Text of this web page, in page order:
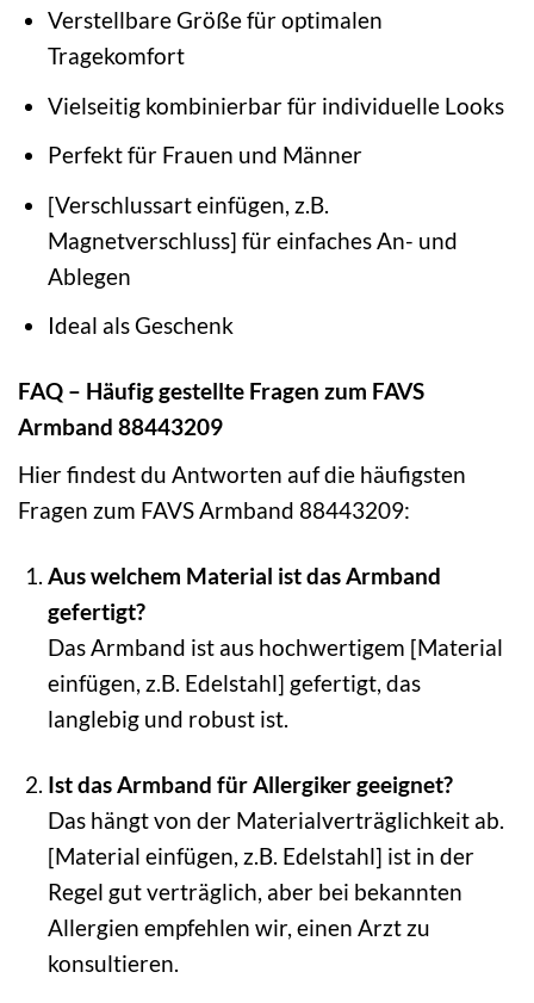
Verstellbare Größe für optimalen
Tragekomfort
Vielseitig kombinierbar für individuelle Looks
Perfekt für Frauen und Männer
[Verschlussart einfügen, z.B.
Magnetverschluss] für einfaches An- und
Ablegen
Ideal als Geschenk
FAQ – Häufig gestellte Fragen zum FAVS
Armband 88443209
Hier findest du Antworten auf die häufigsten
Fragen zum FAVS Armband 88443209:
Aus welchem Material ist das Armband
gefertigt?
Das Armband ist aus hochwertigem [Material
einfügen, z.B. Edelstahl] gefertigt, das
langlebig und robust ist.
Ist das Armband für Allergiker geeignet?
Das hängt von der Materialverträglichkeit ab.
[Material einfügen, z.B. Edelstahl] ist in der
Regel gut verträglich, aber bei bekannten
Allergien empfehlen wir, einen Arzt zu
konsultieren.